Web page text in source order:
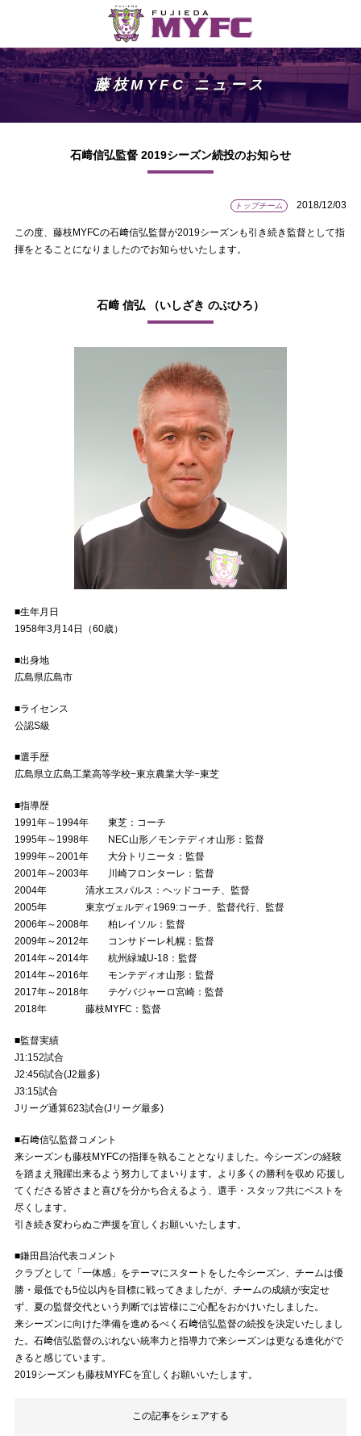
藤枝MYFC ニュース
石﨑信弘監督 2019シーズン続投のお知らせ
トップチーム 2018/12/03
この度、藤枝MYFCの石﨑信弘監督が2019シーズンも引き続き監督として指
揮をとることになりましたのでお知らせいたします。
石﨑 信弘 （いしざき のぶひろ）
■生年月日
1958年3月14日（60歳）
■出身地
広島県広島市
■ライセンス
公認S級
■選手歴
広島県立広島工業高等学校−東京農業大学−東芝
■指導歴
1991年～1994年 東芝：コーチ
1995年～1998年 NEC山形／モンテディオ山形：監督
1999年～2001年 大分トリニータ：監督
2001年～2003年 川崎フロンターレ：監督
2004年 清水エスパルス：ヘッドコーチ、監督
2005年 東京ヴェルディ1969:コーチ、監督代行、監督
2006年～2008年 柏レイソル：監督
2009年～2012年 コンサドーレ札幌：監督
2014年～2014年 杭州緑城U-18：監督
2014年～2016年 モンテディオ山形：監督
2017年～2018年 テゲバジャーロ宮崎：監督
2018年 藤枝MYFC：監督
■監督実績
J1:152試合
J2:456試合(J2最多)
J3:15試合
Jリーグ通算623試合(Jリーグ最多)
■石﨑信弘監督コメント
来シーズンも藤枝MYFCの指揮を執ることとなりました。今シーズンの経験
を踏まえ飛躍出来るよう努力してまいります。より多くの勝利を収め 応援し
てくださる皆さまと喜びを分かち合えるよう、選手・スタッフ共にベストを
尽くします。
引き続き変わらぬご声援を宜しくお願いいたします。
■鎌田昌治代表コメント
クラブとして「一体感」をテーマにスタートをした今シーズン、チームは優
勝・最低でも5位以内を目標に戦ってきましたが、チームの成績が安定せ
ず、夏の監督交代という判断では皆様にご心配をおかけいたしました。
来シーズンに向けた準備を進めるべく石﨑信弘監督の続投を決定いたしまし
た。石﨑信弘監督のぶれない統率力と指導力で来シーズンは更なる進化がで
きると感じています。
2019シーズンも藤枝MYFCを宜しくお願いいたします。
この記事をシェアする